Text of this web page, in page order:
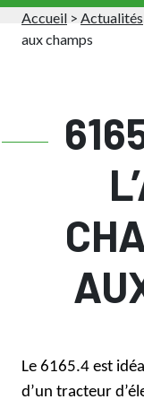
Accueil > Actualités
aux champs
Le 6165.4 est
d’un tracteur